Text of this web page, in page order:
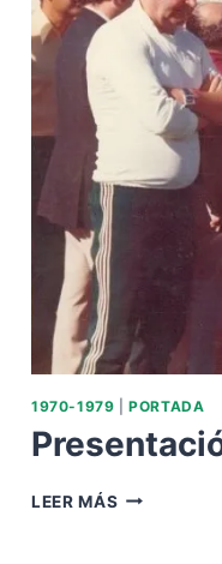
1970-1979 |PORTADA
LEER MÁS